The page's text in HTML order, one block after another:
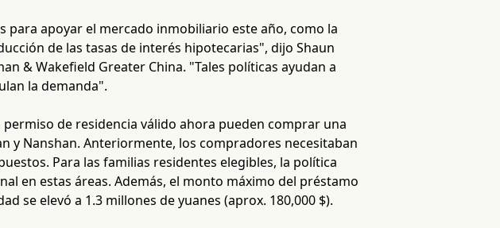
apoyar el mercado inmobiliario este año, como la
de las tasas de interés hipotecarias", dijo Shaun
& Wakefield Greater China. "Tales políticas ayudan a
la demanda".
de residencia válido ahora pueden comprar una
y Nanshan. Anteriormente, los compradores necesitaban
Para las familias residentes elegibles, la política
en estas áreas. Además, el monto máximo del préstamo
se elevó a 1.3 millones de yuanes (aprox. 180,000 $).